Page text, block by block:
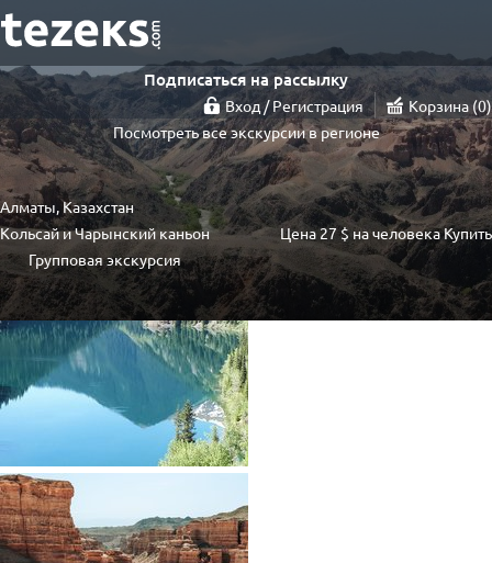
Подписаться на рассылку
Вход / Регистрация Корзина 0
Посмотреть все экскурсии в регионе
Алматы, Казахстан
Кольсай и Чарынский каньон
Групповая экскурсия
Цена27 $ на человекаКупить